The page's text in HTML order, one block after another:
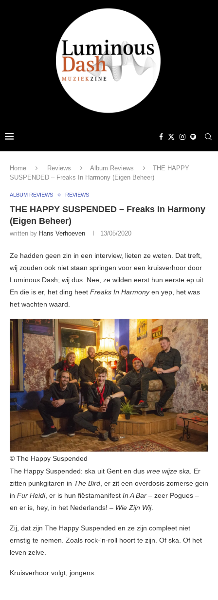
Home Reviews Album Reviews
THE HAPPY
SUSPENDED – Freaks In Harmony (Eigen Beheer)
ALBUM REVIEWS REVIEWS
THE HAPPY SUSPENDED – Freaks In Harmony
(Eigen Beheer)
written by Hans Verhoeven 13/05/2020
Ze hadden geen zin in een interview, lieten ze weten. Dat treft,
wij zouden ook niet staan springen voor een kruisverhoor door
Luminous Dash; wij dus. Nee, ze wilden eerst hun eerste ep uit.
En die is er, het ding heet Freaks In Harmonyen yep, het was
het wachten waard.
© The Happy Suspended
The Happy Suspended: ska uit Gent en dus vree wijze ska. Er
zitten punkgitaren in The Bird , er zit een overdosis zomerse gein
in Fur Heidi, er is hun fiëstamanifest In A Bar – zeer Pogues –
en er is, hey, in het Nederlands! – Wie Zijn Wij.
Zij, dat zijn The Happy Suspended en ze zijn compleet niet
ernstig te nemen. Zoals rock-‘n-roll hoort te zijn. Of ska. Of het
leven zelve.
Kruisverhoor volgt, jongens.